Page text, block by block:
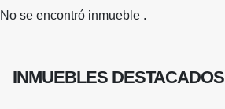
No se encontró inmueble .
INMUEBLES DESTACADOS